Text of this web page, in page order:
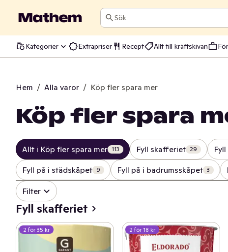
Sök
Kategorier Extrapriser Recept Allt till kräftskivan
Hem / Alla varor / Köp fler spara mer
Köp fler spara
Allt i Köp fler spara mer 113 Fyll skafferiet 29
Fyll på i städskåpet 9 Fyll på i badrumsskåpet 3
Filter
Fyll skafferiet
2 för 35 kr 2 för 18 kr